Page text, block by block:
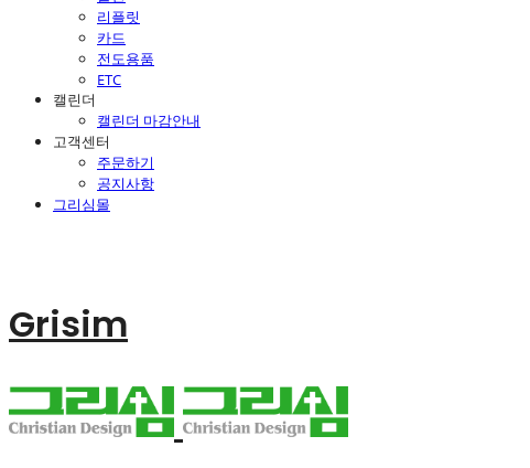
리플릿
카드
전도용품
ETC
캘린더
캘린더 마감안내
고객센터
주문하기
공지사항
그리심몰
Grisim